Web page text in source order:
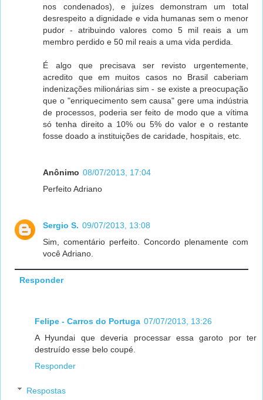
nos condenados), e juízes demonstram um total
desrespeito a dignidade e vida humanas sem o menor
pudor - atribuindo valores como 5 mil reais a um
membro perdido e 50 mil reais a uma vida perdida.
É algo que precisava ser revisto urgentemente,
acredito que em muitos casos no Brasil caberiam
indenizações milionárias sim - se existe a preocupação
que o "enriquecimento sem causa" gere uma indústria
de processos, poderia ser feito de modo que a vítima
só tenha direito a 10% ou 5% do valor e o restante
fosse doado a instituições de caridade, hospitais, etc.
Anônimo 08/07/2013, 17:04
Perfeito Adriano
Sergio S. 09/07/2013, 13:08
Sim, comentário perfeito. Concordo plenamente com
você Adriano.
Responder
Felipe - Carros do Portuga 07/07/2013, 13:26
A Hyundai que deveria processar essa garoto por ter
destruído esse belo coupé.
Responder
Respostas